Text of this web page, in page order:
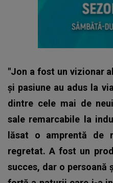
"Jon a fost un vizionar
şi pasiune au adus la
dintre cele mai de
sale remarcabile la
lăsat o amprentă de
regretat. A fost un
succes, dar o persoană